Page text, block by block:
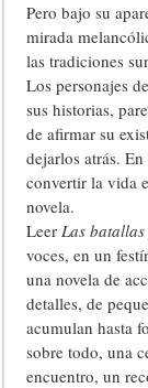
Pero bajo su
mirada
las tradiciones
Los personajes
sus historias,
de afirmar su
dejarlos atrás.
convertir la vida
novela.
LeerLas
voces, en un
una novela de
detalles, de
acumulan hasta
sobre todo, una
encuentro, un